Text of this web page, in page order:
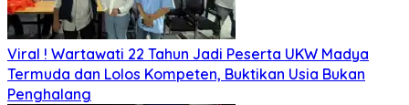
Viral ! Wartawati 22 Tahun Jadi Peserta UKW Madya
Termuda dan Lolos Kompeten, Buktikan Usia Bukan
Penghalang